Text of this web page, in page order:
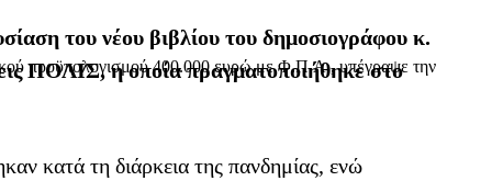
προϋπολογισμού 400.000 ευρώ με Φ.Π.Α., υπέγραψε την
του νέου βιβλίου του δημοσιογράφου κ.
ΠΟΛΙΣ, η οποία πραγματοποιήθηκε στο
κατά τη διάρκεια της πανδημίας, ενώ